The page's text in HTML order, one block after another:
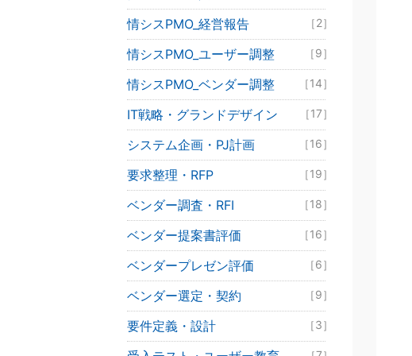
情シスPMO_経営報告
［2］
情シスPMO_ユーザー調整 ［9］
情シスPMO_ベンダー調整 ［14］
IT戦略・グランドデザイン ［17］
システム企画・PJ計画 ［16］
要求整理・RFP ［19］
ベンダー調査・RFI ［18］
ベンダー提案書評価 ［16］
ベンダープレゼン評価 ［6］
ベンダー選定・契約 ［9］
要件定義・設計 ［3］